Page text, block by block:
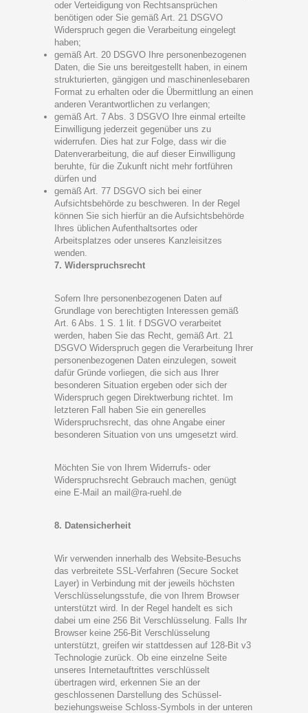
oder Verteidigung von Rechtsansprüchen
benötigen oder Sie gemäß Art. 21 DSGVO
Widerspruch gegen die Verarbeitung eingelegt
haben;
gemäß Art. 20 DSGVO Ihre personenbezogenen
Daten, die Sie uns bereitgestellt haben, in einem
strukturierten, gängigen und maschinenlesebaren
Format zu erhalten oder die Übermittlung an einen
anderen Verantwortlichen zu verlangen;
gemäß Art. 7 Abs. 3 DSGVO Ihre einmal erteilte
Einwilligung jederzeit gegenüber uns zu
widerrufen. Dies hat zur Folge, dass wir die
Datenverarbeitung, die auf dieser Einwilligung
beruhte, für die Zukunft nicht mehr fortführen
dürfen und
gemäß Art. 77 DSGVO sich bei einer
Aufsichtsbehörde zu beschweren. In der Regel
können Sie sich hierfür an die Aufsichtsbehörde
Ihres üblichen Aufenthaltsortes oder
Arbeitsplatzes oder unseres Kanzleisitzes
wenden.
7. Widerspruchsrecht
Sofern Ihre personenbezogenen Daten auf
Grundlage von berechtigten Interessen gemäß
Art. 6 Abs. 1 S. 1 lit. f DSGVO verarbeitet
werden, haben Sie das Recht, gemäß Art. 21
DSGVO Widerspruch gegen die Verarbeitung Ihrer
personenbezogenen Daten einzulegen, soweit
dafür Gründe vorliegen, die sich aus Ihrer
besonderen Situation ergeben oder sich der
Widerspruch gegen Direktwerbung richtet. Im
letzteren Fall haben Sie ein generelles
Widerspruchsrecht, das ohne Angabe einer
besonderen Situation von uns umgesetzt wird.
Möchten Sie von Ihrem Widerrufs- oder
Widerspruchsrecht Gebrauch machen, genügt
eine E-Mail an mail@ra-ruehl.de
8. Datensicherheit
Wir verwenden innerhalb des Website-Besuchs
das verbreitete SSL-Verfahren (Secure Socket
Layer) in Verbindung mit der jeweils höchsten
Verschlüsselungsstufe, die von Ihrem Browser
unterstützt wird. In der Regel handelt es sich
dabei um eine 256 Bit Verschlüsselung. Falls Ihr
Browser keine 256-Bit Verschlüsselung
unterstützt, greifen wir stattdessen auf 128-Bit v3
Technologie zurück. Ob eine einzelne Seite
unseres Internetauftrittes verschlüsselt
übertragen wird, erkennen Sie an der
geschlossenen Darstellung des Schüssel-
beziehungsweise Schloss-Symbols in der unteren